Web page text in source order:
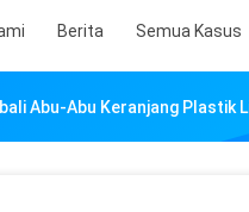
Berita Semua Kasus
Abu-Abu Keranjang Plastik